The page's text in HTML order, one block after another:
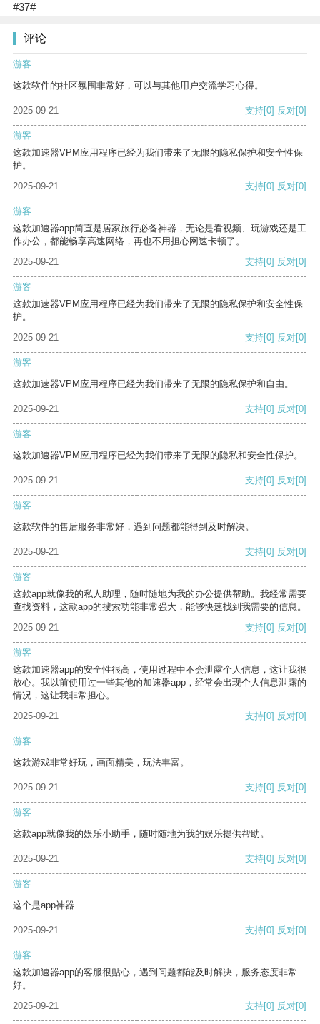
#37#
评论
游客
这款软件的社区氛围非常好，可以与其他用户交流学习心得。
2025-09-21 支持[0] 反对[0]
游客
这款加速器VPM应用程序已经为我们带来了无限的隐私保护和安全性保
护。
2025-09-21
支持[0] 反对[0]
游客
这款加速器app简直是居家旅行必备神器，无论是看视频、玩游戏还是工
作办公，都能畅享高速网络，再也不用担心网速卡顿了。
2025-09-21
支持[0] 反对[0]
游客
这款加速器VPM应用程序已经为我们带来了无限的隐私保护和安全性保
护。
2025-09-21
支持[0] 反对[0]
游客
这款加速器VPM应用程序已经为我们带来了无限的隐私保护和自由。
2025-09-21 支持[0] 反对[0]
游客
这款加速器VPM应用程序已经为我们带来了无限的隐私和安全性保护。
2025-09-21 支持[0] 反对[0]
游客
这款软件的售后服务非常好，遇到问题都能得到及时解决。
2025-09-21 支持[0] 反对[0]
游客
这款app就像我的私人助理，随时随地为我的办公提供帮助。我经常需要
查找资料，这款app的搜索功能非常强大，能够快速找到我需要的信息。
2025-09-21
支持[0] 反对[0]
游客
这款加速器app的安全性很高，使用过程中不会泄露个人信息，这让我很
放心。我以前使用过一些其他的加速器app，经常会出现个人信息泄露的
情况，这让我非常担心。
2025-09-21
支持[0] 反对[0]
游客
这款游戏非常好玩，画面精美，玩法丰富。
2025-09-21 支持[0] 反对[0]
游客
这款app就像我的娱乐小助手，随时随地为我的娱乐提供帮助。
2025-09-21 支持[0] 反对[0]
游客
这个是app神器
2025-09-21 支持[0] 反对[0]
游客
这款加速器app的客服很贴心，遇到问题都能及时解决，服务态度非常
好。
2025-09-21
支持[0] 反对[0]